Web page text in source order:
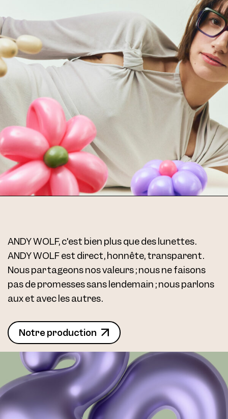
ANDY WOLF, c'est bien plus que des lunettes.
ANDY WOLF est direct, honnête, transparent.
Nous partageons nos valeurs ; nous ne faisons
pas de promesses sans lendemain ; nous parlons
aux et avec les autres.
Notre production